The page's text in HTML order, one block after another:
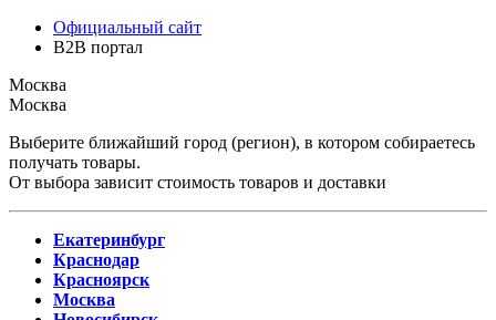
Официальный сайт
B2B портал
Москва
Москва
Выберите ближайший город (регион), в котором собираетесь
получать товары.
От выбора зависит стоимость товаров и доставки
Екатеринбург
Краснодар
Красноярск
Москва